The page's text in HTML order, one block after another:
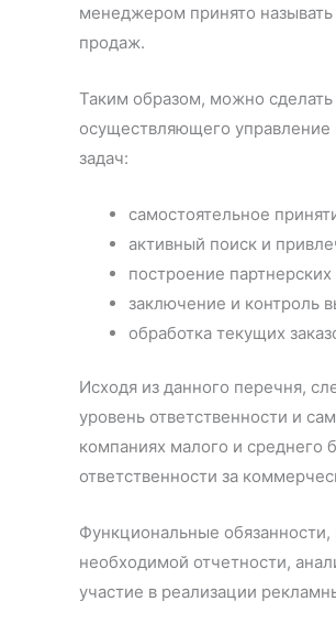
менеджером принято называть
продаж.
Таким образом, можно
осуществляющего
задач:
самостоятельное
активный поиск и
построение
заключение и контроль
обработка текущих
Исходя из данного перечня,
уровень ответственности и
компаниях малого и
ответственности за
Функциональные
необходимой отчетности,
участие в реализации